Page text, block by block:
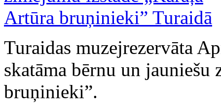
Turaidas muzejrezervāta
skatāma bērnu un
bruņinieki”.